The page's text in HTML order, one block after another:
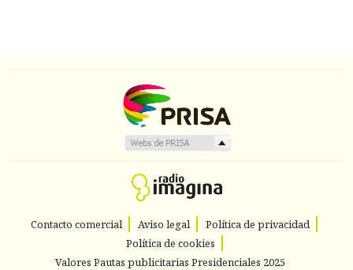
Contacto comercial Aviso legal
Política de privacidad
Política de cookies
Valores Pautas publicitarias Presidenciales 2025